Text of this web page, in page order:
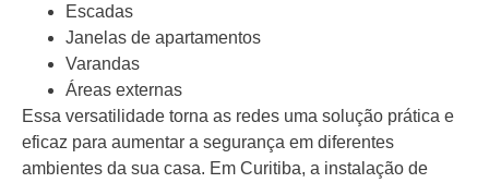
Escadas
Janelas de apartamentos
Varandas
Áreas externas
Essa versatilidade torna as redes uma solução prática e
eficaz para aumentar a segurança em diferentes
ambientes da sua casa. Em Curitiba, a instalação de